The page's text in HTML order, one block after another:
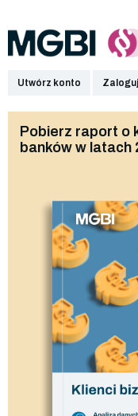
Utwórz konto
Pobierz raport o
banków w latach